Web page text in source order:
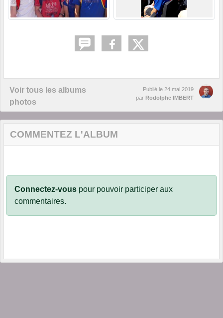
Voir tous les albums
photos
Publié le 24 mai 2019
par Rodolphe IMBERT
COMMENTEZ L'ALBUM
Connectez-vous pour pouvoir participer aux
commentaires.